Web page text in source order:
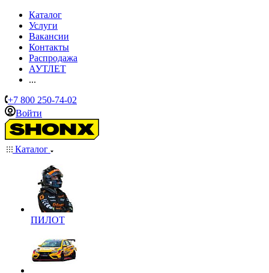
Каталог
Услуги
Вакансии
Контакты
Распродажа
АУТЛЕТ
...
+7 800 250-74-02
Войти
Каталог
ПИЛОТ